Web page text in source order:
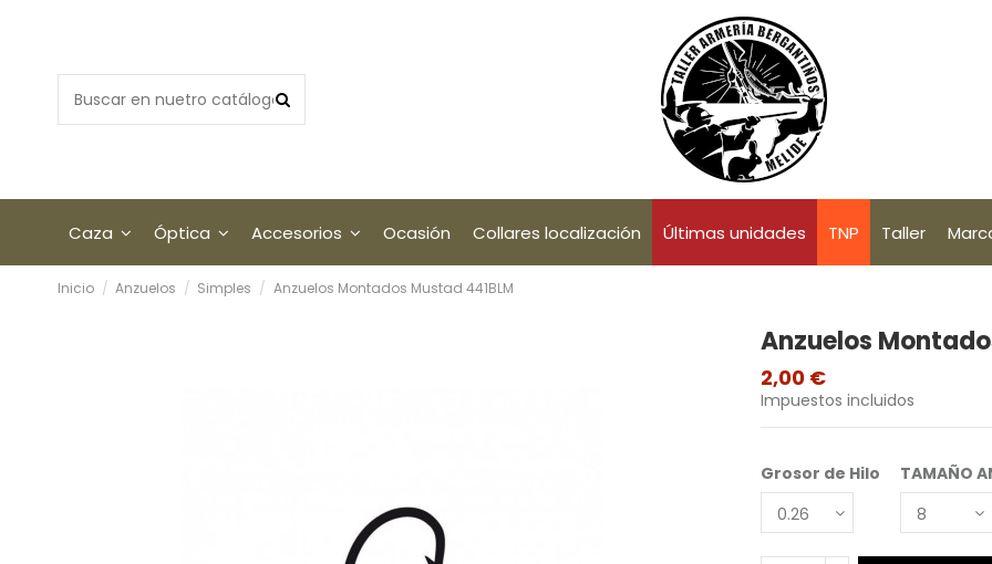
Caza Óptica Accesorios Ocasión Collares localización Últimas unidades TNP Taller
Inicio Anzuelos Simples Anzuelos Montados Mustad 441BLM
Anzuelos
2,00 €
Impuestos incluidos
Grosor de Hilo TAMAÑO